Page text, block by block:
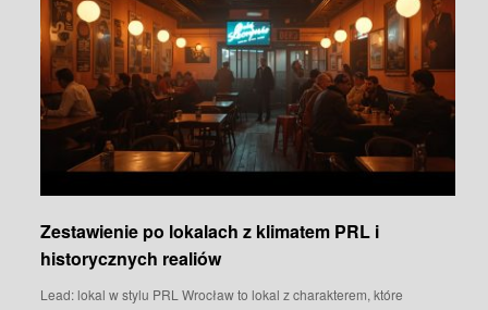
Zestawienie po lokalach z klimatem PRL i
historycznych realiów
Lead: lokal w stylu PRL Wrocław to lokal z charakterem, które